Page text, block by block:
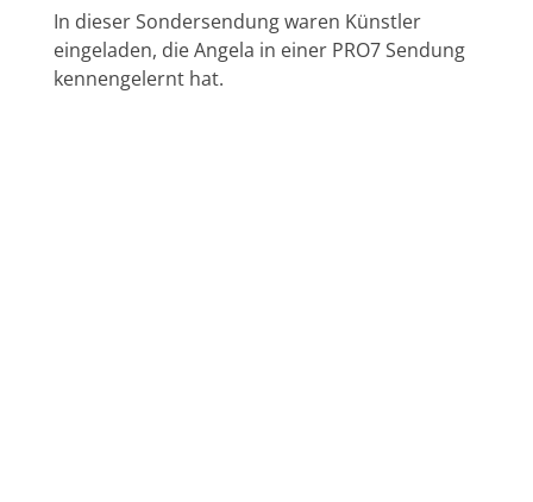
In dieser Sondersendung waren Künstler
eingeladen, die Angela in einer PRO7 Sendung
kennengelernt hat.